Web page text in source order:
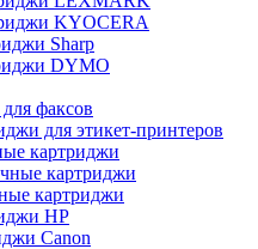
KYOCERA
Sharp
DYMO
факсов
для этикет-принтеров
картриджи
картриджи
картриджи
HP
Canon